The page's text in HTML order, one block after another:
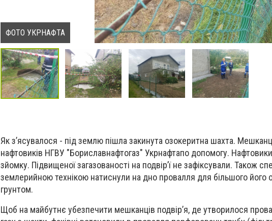
ФОТО УКРНАФТА
Як з’ясувалося - під землю пішла закинута озокеритна шахта.
нафтовиків НГВУ "Бориславнафтогаз" Укрнафтапо допомогу.
зйомку. Підвищеної загазованості на подвір’ї не зафіксували. Також
землерийною технікою натиснули на дно провалля для більшого його
грунтом.
Щоб на майбутнє убезпечити мешканців подвір’я, де утворилося